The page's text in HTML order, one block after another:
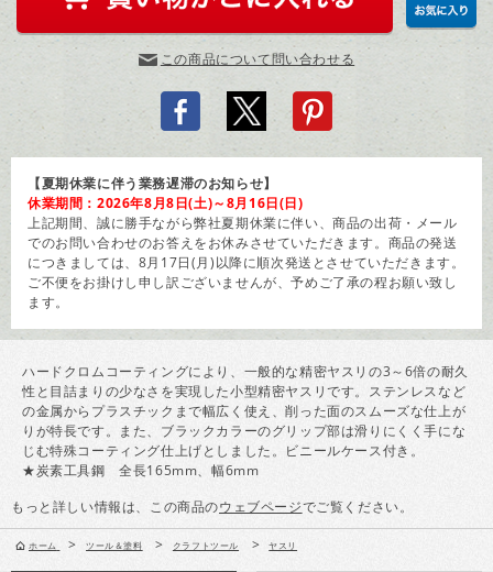
この商品について問い合わせる
【夏期休業に伴う業務遅滞のお知らせ】
休業期間：2026年8月8日(土)～8月16日(日)
上記期間、誠に勝手ながら弊社夏期休業に伴い、商品の出荷・メール
でのお問い合わせのお答えをお休みさせていただきます。商品の発送
につきましては、8月17日(月)以降に順次発送とさせていただきます。
ご不便をお掛けし申し訳ございませんが、予めご了承の程お願い致し
ます。
ハードクロムコーティングにより、一般的な精密ヤスリの3～6倍の耐久
性と目詰まりの少なさを実現した小型精密ヤスリです。ステンレスなど
の金属からプラスチックまで幅広く使え、削った面のスムーズな仕上が
りが特長です。また、ブラックカラーのグリップ部は滑りにくく手にな
じむ特殊コーティング仕上げとしました。ビニールケース付き。
★炭素工具鋼 全長165mm、幅6mm
もっと詳しい情報は、この商品のウェブページでご覧ください。
ホーム > ツール＆塗料 > クラフトツール > ヤスリ